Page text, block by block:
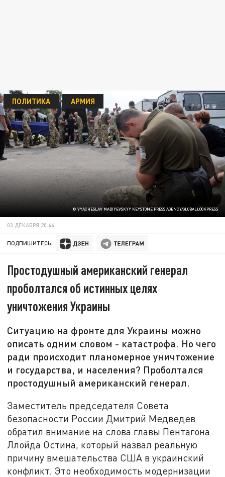
© VYACHESLAV MADIYEVSKYY KEYSTONE PRESS AGENCY/GLOBALLOOKPRESS
ПОЛИТИКА АРМИЯ
03 ДЕКАБРЯ 20:44
ПОДПИШИТЕСЬ:
Простодушный американский генерал
проболтался об истинных целях
уничтожения Украины
Ситуацию на фронте для Украины можно
описать одним словом - катастрофа. Но чего
ради происходит планомерное уничтожение
и государства, и населения? Проболтался
простодушный американский генерал.
Заместитель председателя Совета
безопасности России Дмитрий Медведев
обратил внимание на слова главы Пентагона
Ллойда Остина, который назвал реальную
причину вмешательства США в украинский
конфликт. Это необходимость модернизации